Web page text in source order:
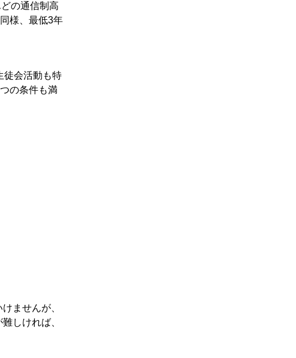
の通信制高
様、最低3年
徒会活動も特
の条件も満
ませんが、
しければ、